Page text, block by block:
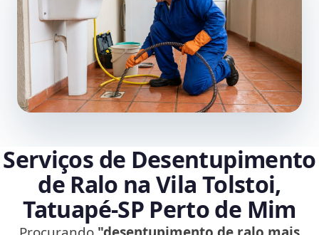
Serviços de Desentupimento
de Ralo na Vila Tolstoi,
Tatuapé‑SP Perto de Mim